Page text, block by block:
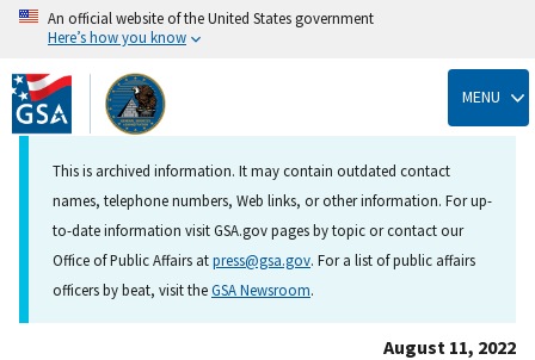
Skip
to
main
content
An official website of the United States government
Here’s how you know
MENU
This is archived information. It may contain outdated contact
names, telephone numbers, Web links, or other information. For up-
to-date information visit GSA.gov pages by topic or contact our
Office of Public Affairs atpress@gsa.gov. For a list of public affairs
officers by beat, visit theGSA Newsroom.
August 11, 2022